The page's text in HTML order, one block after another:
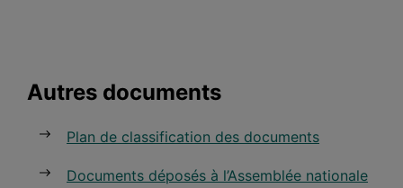
Autres documents
Plan de classification des documents
Documents déposés à l’Assemblée nationale